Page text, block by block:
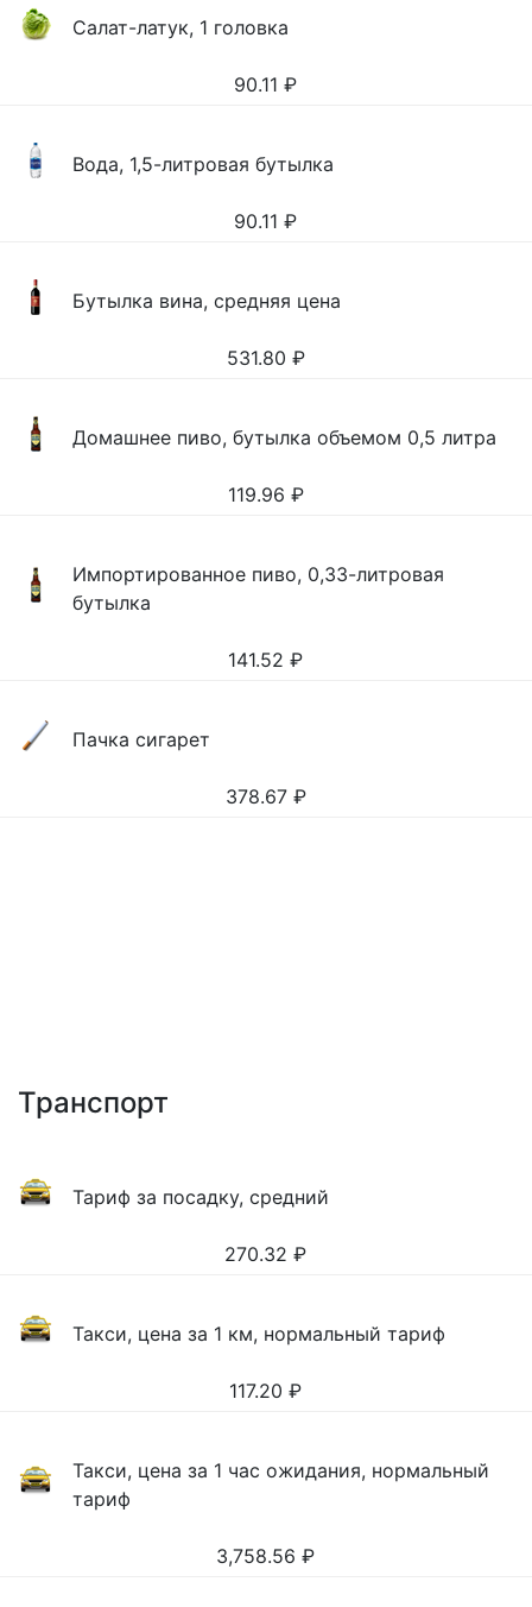
Салат-латук, 1 головка
90.11 ₽
Вода, 1,5-литровая бутылка
90.11 ₽
Бутылка вина, средняя цена
531.80 ₽
Домашнее пиво, бутылка объемом 0,5 литра
119.96 ₽
Импортированное пиво, 0,33-литровая
бутылка
141.52 ₽
Пачка сигарет
378.67 ₽
Транспорт
Тариф за посадку, средний
270.32 ₽
Такси, цена за 1 км, нормальный тариф
117.20 ₽
Такси, цена за 1 час ожидания, нормальный
тариф
3,758.56 ₽